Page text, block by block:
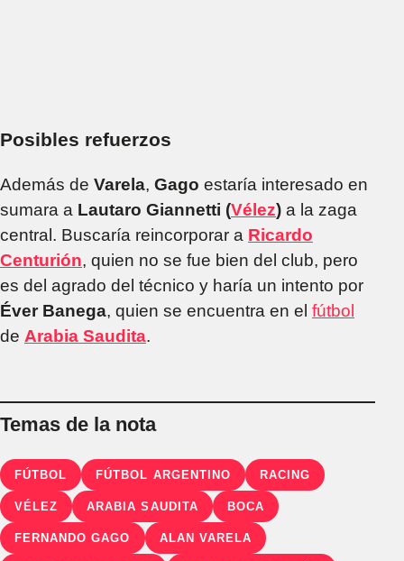
Posibles refuerzos
Además de Varela, Gago estaría interesado en
sumara a Lautaro Giannetti (Vélez) a la zaga
central. Buscaría reincorporar a Ricardo
Centurión, quien no se fue bien del club, pero
es del agrado del técnico y haría un intento por
Éver Banega, quien se encuentra en el fútbol
de Arabia Saudita.
Temas de la nota
FÚTBOL FÚTBOL ARGENTINO RACING
VÉLEZ ARABIA SAUDITA BOCA
FERNANDO GAGO ALAN VARELA